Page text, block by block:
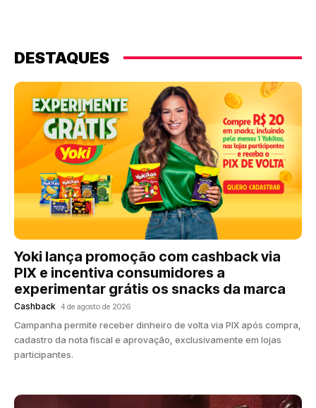
DESTAQUES
Yoki lança promoção com cashback via
PIX e incentiva consumidores a
experimentar grátis os snacks da marca
Cashback 4 de agosto de 2026
Campanha permite receber dinheiro de volta via PIX após compra,
cadastro da nota fiscal e aprovação, exclusivamente em lojas
participantes.